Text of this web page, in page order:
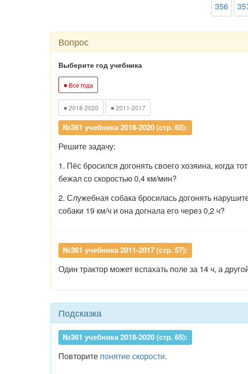
356
Вопрос
Выберите год учебника
● Все года
● 2018-2020 ● 2011-2017
№361 учебника 2018-2020 (стр. 65):
Решите задачу:
1. Пёс бросился догонять своего хозяина, когда
бежал со скоростью 0,4 км/мин?
2. Служебная собака бросилась догонять
собаки 19 км/ч и она догнала его через 0,2 ч?
№361 учебника 2011-2017 (стр. 57):
Один трактор может вспахать поле за 14 ч, а
Подсказка
№361 учебника 2018-2020 (стр. 65):
Повторите понятие скорости.